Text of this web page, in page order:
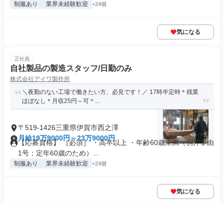
制服あり 業界未経験歓迎 +24個
気になる
正社員
自社製品の製造スタッフ/日勤のみ
株式会社アイワ製作所
＼夜勤のない工場で働きたい方、必見です！／ 17時半定時＊残業
ほぼなし＊月収25円～可＊...
〒519-1426三重県伊賀市西之澤
月給19万9000円～23万9000円
【応募資格】 ［必須］ ・高卒以上 ・年齢60歳未満（例外事由
1号：定年60歳のため）...
制服あり 業界未経験歓迎 +24個
気になる